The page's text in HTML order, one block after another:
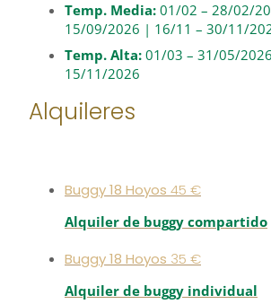
Temp. Media: 01/02 – 28/02/
15/09/2026 | 16/11 – 30/11/
Temp. Alta: 01/03 – 31/05/
15/11/2026
Alquileres
Buggy 18 Hoyos 45 €
Alquiler de buggy compartido
Buggy 18 Hoyos 35 €
Alquiler de buggy individual